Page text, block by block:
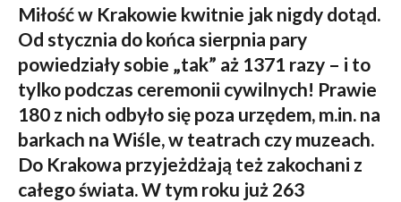
Miłość w Krakowie kwitnie jak nigdy dotąd.
Od stycznia do końca sierpnia pary
powiedziały sobie „tak” aż 1371 razy – i to
tylko podczas ceremonii cywilnych! Prawie
180 z nich odbyło się poza urzędem, m.in. na
barkach na Wiśle, w teatrach czy muzeach.
Do Krakowa przyjeżdżają też zakochani z
całego świata. W tym roku już 263